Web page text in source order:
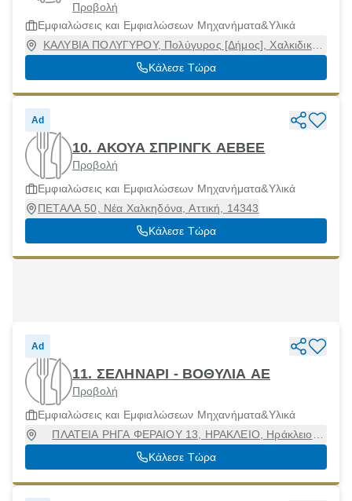
Προβολή
Εμφιαλώσεις και Εμφιαλώσεων Μηχανήματα&Υλικά
ΚΑΛΥΒΙΑ ΠΟΛΥΓΥΡΟΥ, Πολύγυρος [Δήμος], Χαλκιδική,
63100
Κάλεσε Τώρα
Ad
10. ΑΚΟΥΑ ΣΠΡΙΝΓΚ ΑΕΒΕΕ
Προβολή
Εμφιαλώσεις και Εμφιαλώσεων Μηχανήματα&Υλικά
ΠΕΤΑΛΑ 50, Νέα Χαλκηδόνα, Αττική, 14343
Κάλεσε Τώρα
Ad
11. ΣΕΛΗΝΑΡΙ - ΒΟΘΥΛΙΑ ΑΕ
Προβολή
Εμφιαλώσεις και Εμφιαλώσεων Μηχανήματα&Υλικά
ΠΛΑΤΕΙΑ ΡΗΓΑ ΦΕΡΑΙΟΥ 13, ΗΡΑΚΛΕΙΟ, Ηράκλειο
[Δήμος], Ηράκλειο, 71201
Κάλεσε Τώρα